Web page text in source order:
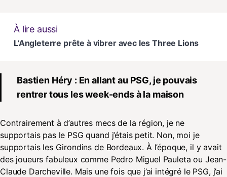
À lire aussi
L’Angleterre prête à vibrer avec les Three Lions
Bastien Héry : En allant au PSG, je pouvais
rentrer tous les week-ends à la maison
Contrairement à d’autres mecs de la région, je ne
supportais pas le PSG quand j’étais petit. Non, moi je
supportais les Girondins de Bordeaux. À l’époque, il y avait
des joueurs fabuleux comme Pedro Miguel Pauleta ou Jean-
Claude Darcheville. Mais une fois que j’ai intégré le PSG, j’ai